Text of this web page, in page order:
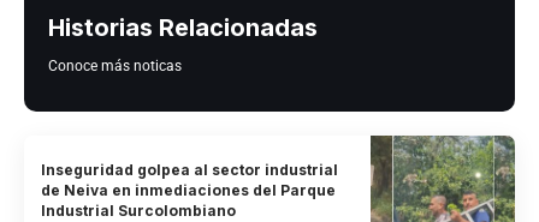
Historias Relacionadas
Conoce más noticas
Inseguridad golpea al sector industrial
de Neiva en inmediaciones del Parque
Industrial Surcolombiano